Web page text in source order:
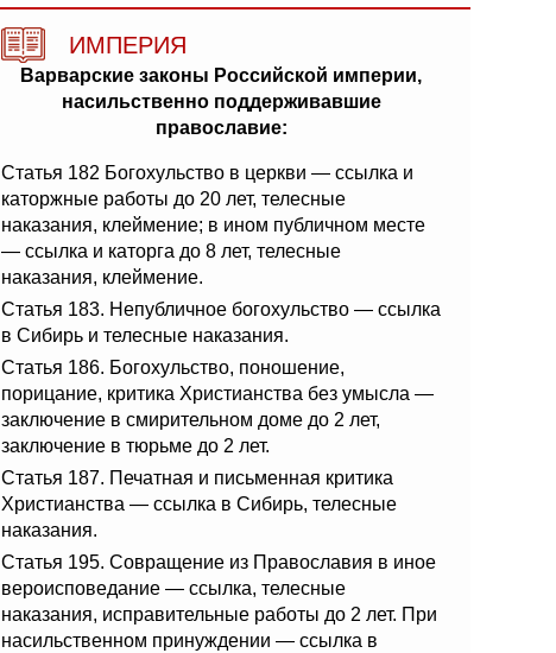
ИМПЕРИЯ
Варварские законы Российской империи,
насильственно поддерживавшие
православие:
Статья 182 Богохульство в церкви — ссылка и
каторжные работы до 20 лет, телесные
наказания, клеймение; в ином публичном месте
— ссылка и каторга до 8 лет, телесные
наказания, клеймение.
Статья 183. Непубличное богохульство — ссылка
в Сибирь и телесные наказания.
Статья 186. Богохульство, поношение,
порицание, критика Христианства без умысла —
заключение в смирительном доме до 2 лет,
заключение в тюрьме до 2 лет.
Статья 187. Печатная и письменная критика
Христианства — ссылка в Сибирь, телесные
наказания.
Статья 195. Совращение из Православия в иное
вероисповедание — ссылка, телесные
наказания, исправительные работы до 2 лет. При
насильственном принуждении — ссылка в